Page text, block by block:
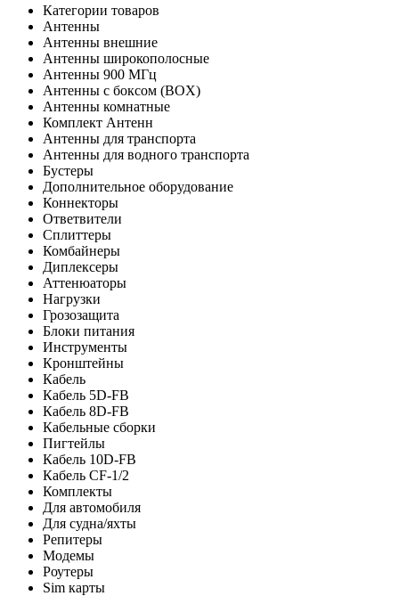
Категории товаров
Антенны
Антенны внешние
Антенны широкополосные
Антенны 900 МГц
Антенны с боксом (BOX)
Антенны комнатные
Комплект Антенн
Антенны для транспорта
Антенны для водного транспорта
Бустеры
Дополнительное оборудование
Коннекторы
Ответвители
Сплиттеры
Комбайнеры
Диплексеры
Аттенюаторы
Нагрузки
Грозозащита
Блоки питания
Инструменты
Кронштейны
Кабель
Кабель 5D-FB
Кабель 8D-FB
Кабельные сборки
Пигтейлы
Кабель 10D-FB
Кабель CF-1/2
Комплекты
Для автомобиля
Для судна/яхты
Репитеры
Модемы
Роутеры
Sim карты